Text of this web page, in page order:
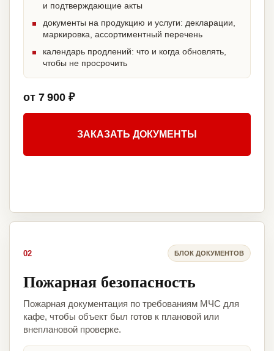
и подтверждающие акты
документы на продукцию и услуги: декларации,
маркировка, ассортиментный перечень
календарь продлений: что и когда обновлять,
чтобы не просрочить
от 7 900 ₽
ЗАКАЗАТЬ ДОКУМЕНТЫ
02 БЛОК ДОКУМЕНТОВ
Пожарная безопасность
Пожарная документация по требованиям МЧС для
кафе, чтобы объект был готов к плановой или
внеплановой проверке.